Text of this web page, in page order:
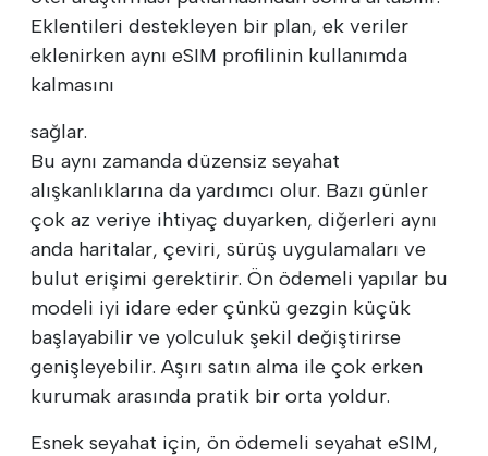
Eklentileri destekleyen bir plan, ek veriler
eklenirken aynı eSIM profilinin kullanımda
kalmasını
sağlar.
Bu aynı zamanda düzensiz seyahat
alışkanlıklarına da yardımcı olur. Bazı günler
çok az veriye ihtiyaç duyarken, diğerleri aynı
anda haritalar, çeviri, sürüş uygulamaları ve
bulut erişimi gerektirir. Ön ödemeli yapılar bu
modeli iyi idare eder çünkü gezgin küçük
başlayabilir ve yolculuk şekil değiştirirse
genişleyebilir. Aşırı satın alma ile çok erken
kurumak arasında pratik bir orta yoldur.
Esnek seyahat için, ön ödemeli seyahat eSIM,